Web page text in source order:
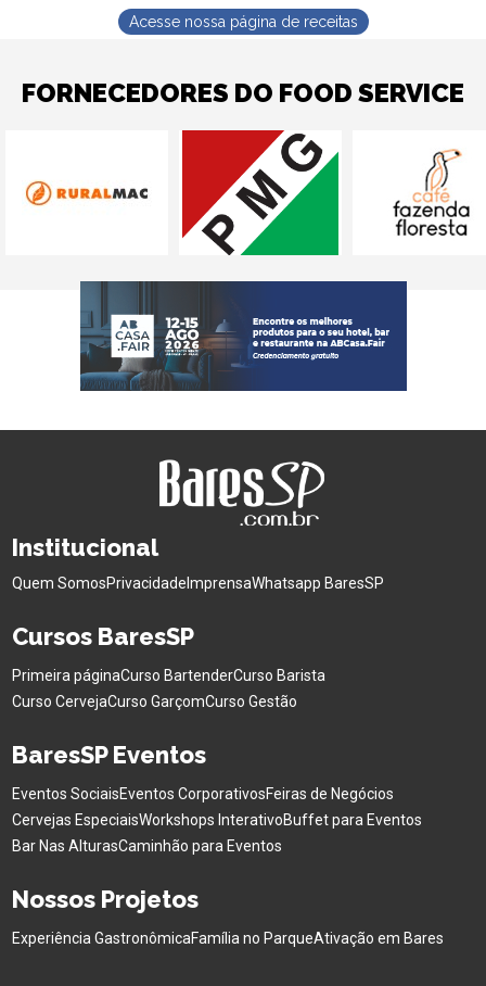
Acesse nossa página de receitas
FORNECEDORES DO FOOD SERVICE
Institucional
Quem SomosPrivacidade ImprensaWhatsapp BaresSP
Cursos BaresSP
Primeira páginaCurso BartenderCurso Barista
Curso CervejaCurso GarçomCurso Gestão
BaresSP Eventos
Eventos SociaisEventos CorporativosFeiras de Negócios
Cervejas EspeciaisWorkshops InterativoBuffet para Eventos
Bar Nas AlturasCaminhão para Eventos
Nossos Projetos
Experiência GastronômicaFamília no ParqueAtivação em Bares